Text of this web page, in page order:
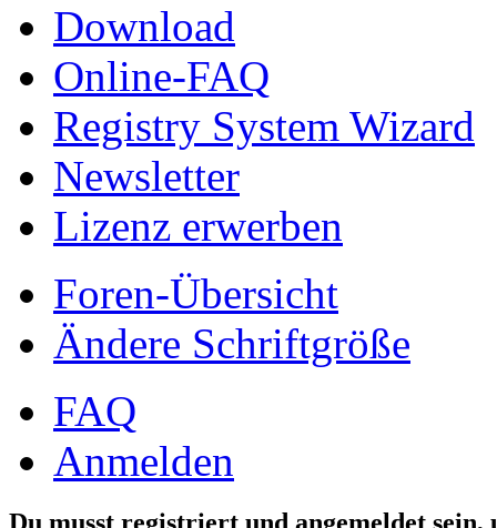
Download
Online-FAQ
Registry System Wizard
Newsletter
Lizenz erwerben
Foren-Übersicht
Ändere Schriftgröße
FAQ
Anmelden
Du musst registriert und angemeldet sein,